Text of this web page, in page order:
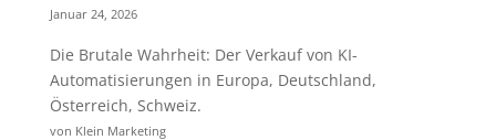
Januar 24, 2026
Die Brutale Wahrheit: Der Verkauf von KI-
Automatisierungen in Europa, Deutschland,
Österreich, Schweiz.
von Klein Marketing